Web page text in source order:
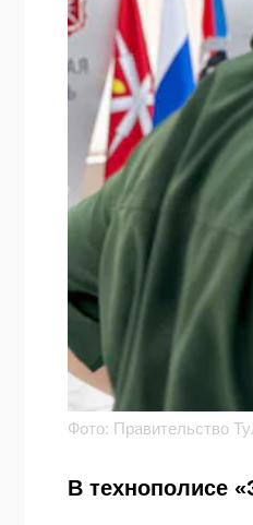
Фото: Правительство
В технополисе